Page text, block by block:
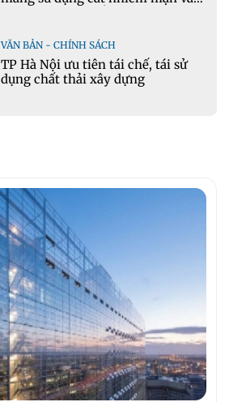
VĂN BẢN - CHÍNH SÁCH
TP Hà Nội ưu tiên tái chế, tái sử
dụng chất thải xây dựng